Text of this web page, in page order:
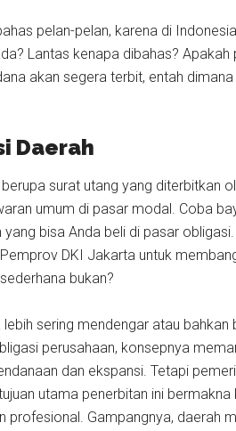
pelan-pelan, karena di
Lantas kenapa dibahas? Apakah
akan segera terbit, entah
Daerah
surat utang yang diterbitkan
umum di pasar modal. Coba
bisa Anda beli di pasar
DKI Jakarta untuk
bukan?
sering mendengar atau bahkan
perusahaan, konsepnya
dan ekspansi. Tetapi
utama penerbitan ini
profesional. Gampangnya, daerah